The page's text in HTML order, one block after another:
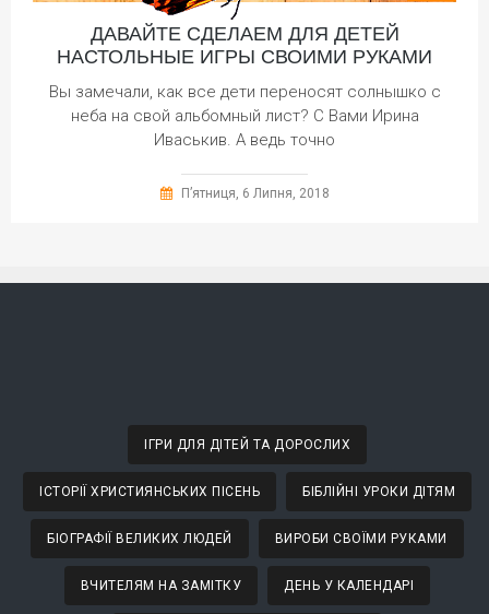
ДАВАЙТЕ СДЕЛАЕМ ДЛЯ ДЕТЕЙ
НАСТОЛЬНЫЕ ИГРЫ СВОИМИ РУКАМИ
Вы замечали, как все дети переносят солнышко с
неба на свой альбомный лист? С Вами Ирина
Иваськив. А ведь точно
П’ятниця, 6 Липня, 2018
ІГРИ ДЛЯ ДІТЕЙ ТА ДОРОСЛИХ
ІСТОРІЇ ХРИСТИЯНСЬКИХ ПІСЕНЬ БІБЛІЙНІ УРОКИ ДІТЯМ
БІОГРАФІЇ ВЕЛИКИХ ЛЮДЕЙ ВИРОБИ СВОЇМИ РУКАМИ
ВЧИТЕЛЯМ НА ЗАМІТКУ ДЕНЬ У КАЛЕНДАРІ